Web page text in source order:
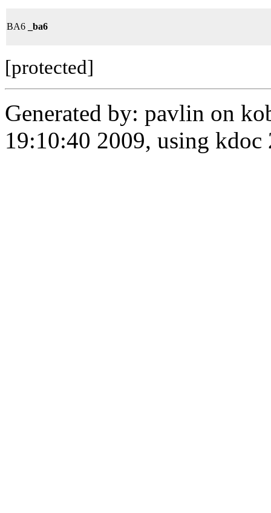
BA6 _ba6
[protected]
Generated by: pavlin on
19:10:40 2009, using kdoc